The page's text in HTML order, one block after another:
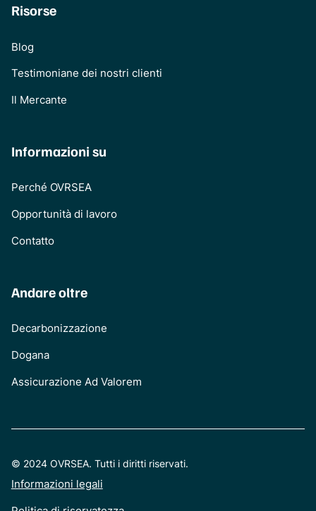
Risorse
Blog
Testimoniane dei nostri clienti
Il Mercante
Informazioni su
Perché OVRSEA
Opportunità di lavoro
Contatto
Andare oltre
Decarbonizzazione
Dogana
Assicurazione Ad Valorem
© 2024 OVRSEA. Tutti i diritti riservati.
Informazioni legali